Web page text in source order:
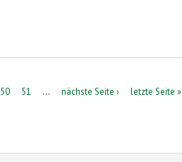
50 51 … nächste Seite › letzte Seite »